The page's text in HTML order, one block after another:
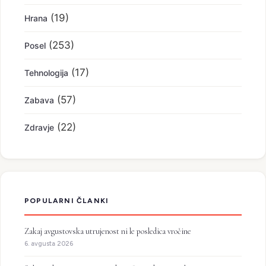
Hrana (19)
Posel (253)
Tehnologija (17)
Zabava (57)
Zdravje (22)
POPULARNI ČLANKI
Zakaj avgustovska utrujenost ni le posledica vročine
6. avgusta 2026